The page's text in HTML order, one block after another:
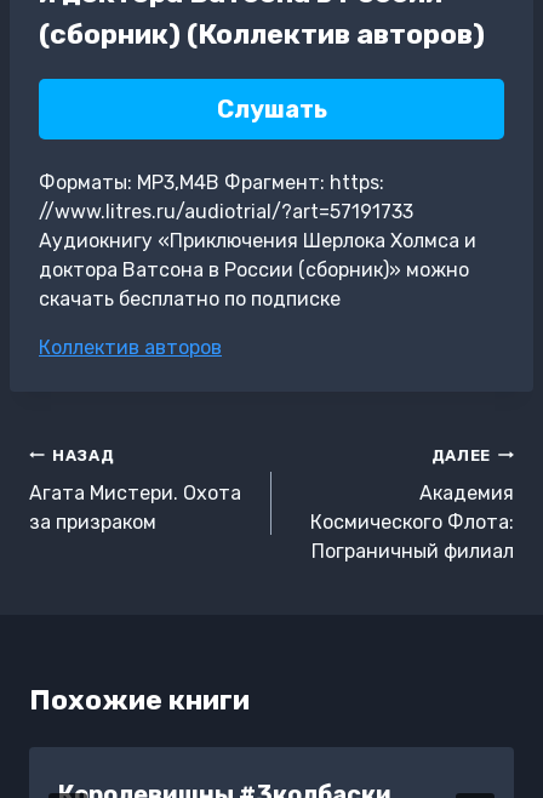
(сборник) (Коллектив авторов)
Слушать
Форматы: MP3,M4B Фрагмент: https:
//www.litres.ru/audiotrial/?art=57191733
Аудиокнигу «Приключения Шерлока Холмса и
доктора Ватсона в России (сборник)» можно
скачать бесплатно по подписке
Метки
Коллектив авторов
Навигация
по
записям
НАЗАД
Агата Мистери. Охота
за призраком
ДАЛЕЕ
Академия
Космического Флота:
Пограничный филиал
Похожие книги